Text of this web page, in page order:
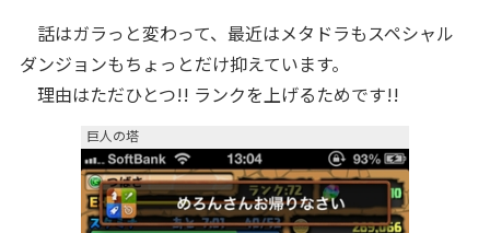
話はガラっと変わって、最近はメタドラもスペシャル
ダンジョンもちょっとだけ抑えています。
理由はただひとつ!! ランクを上げるためです!!
巨人の塔